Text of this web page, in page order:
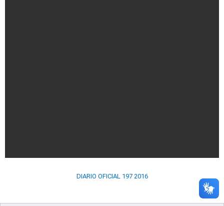
DIARIO OFICIAL 197 2016